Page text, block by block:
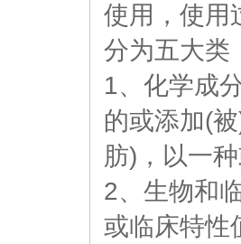
使用，使用
分为五大类
1、化学成
的或添加(
肪)，以一
2、生物和
或临床特性